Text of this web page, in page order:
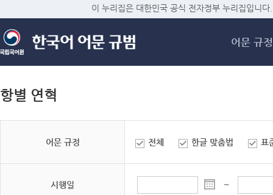
메
이 누리집은 대한민국 공식 전자정부 누리집입니다.
어문 규정
항별 연혁
어문 규정 전체 한글 맞춤법 표
시행일 ~